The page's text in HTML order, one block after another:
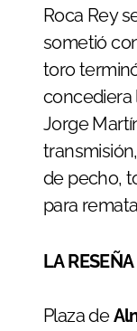
Roca Rey
sometió
toro
concediera
Jorge
de pecho,
para
LA RESEÑA
Plaza de